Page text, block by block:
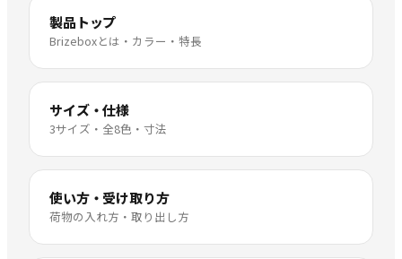
製品トップ
Brizeboxとは・カラー・特長
サイズ・仕様
3サイズ・全8色・寸法
使い方・受け取り方
荷物の入れ方・取り出し方